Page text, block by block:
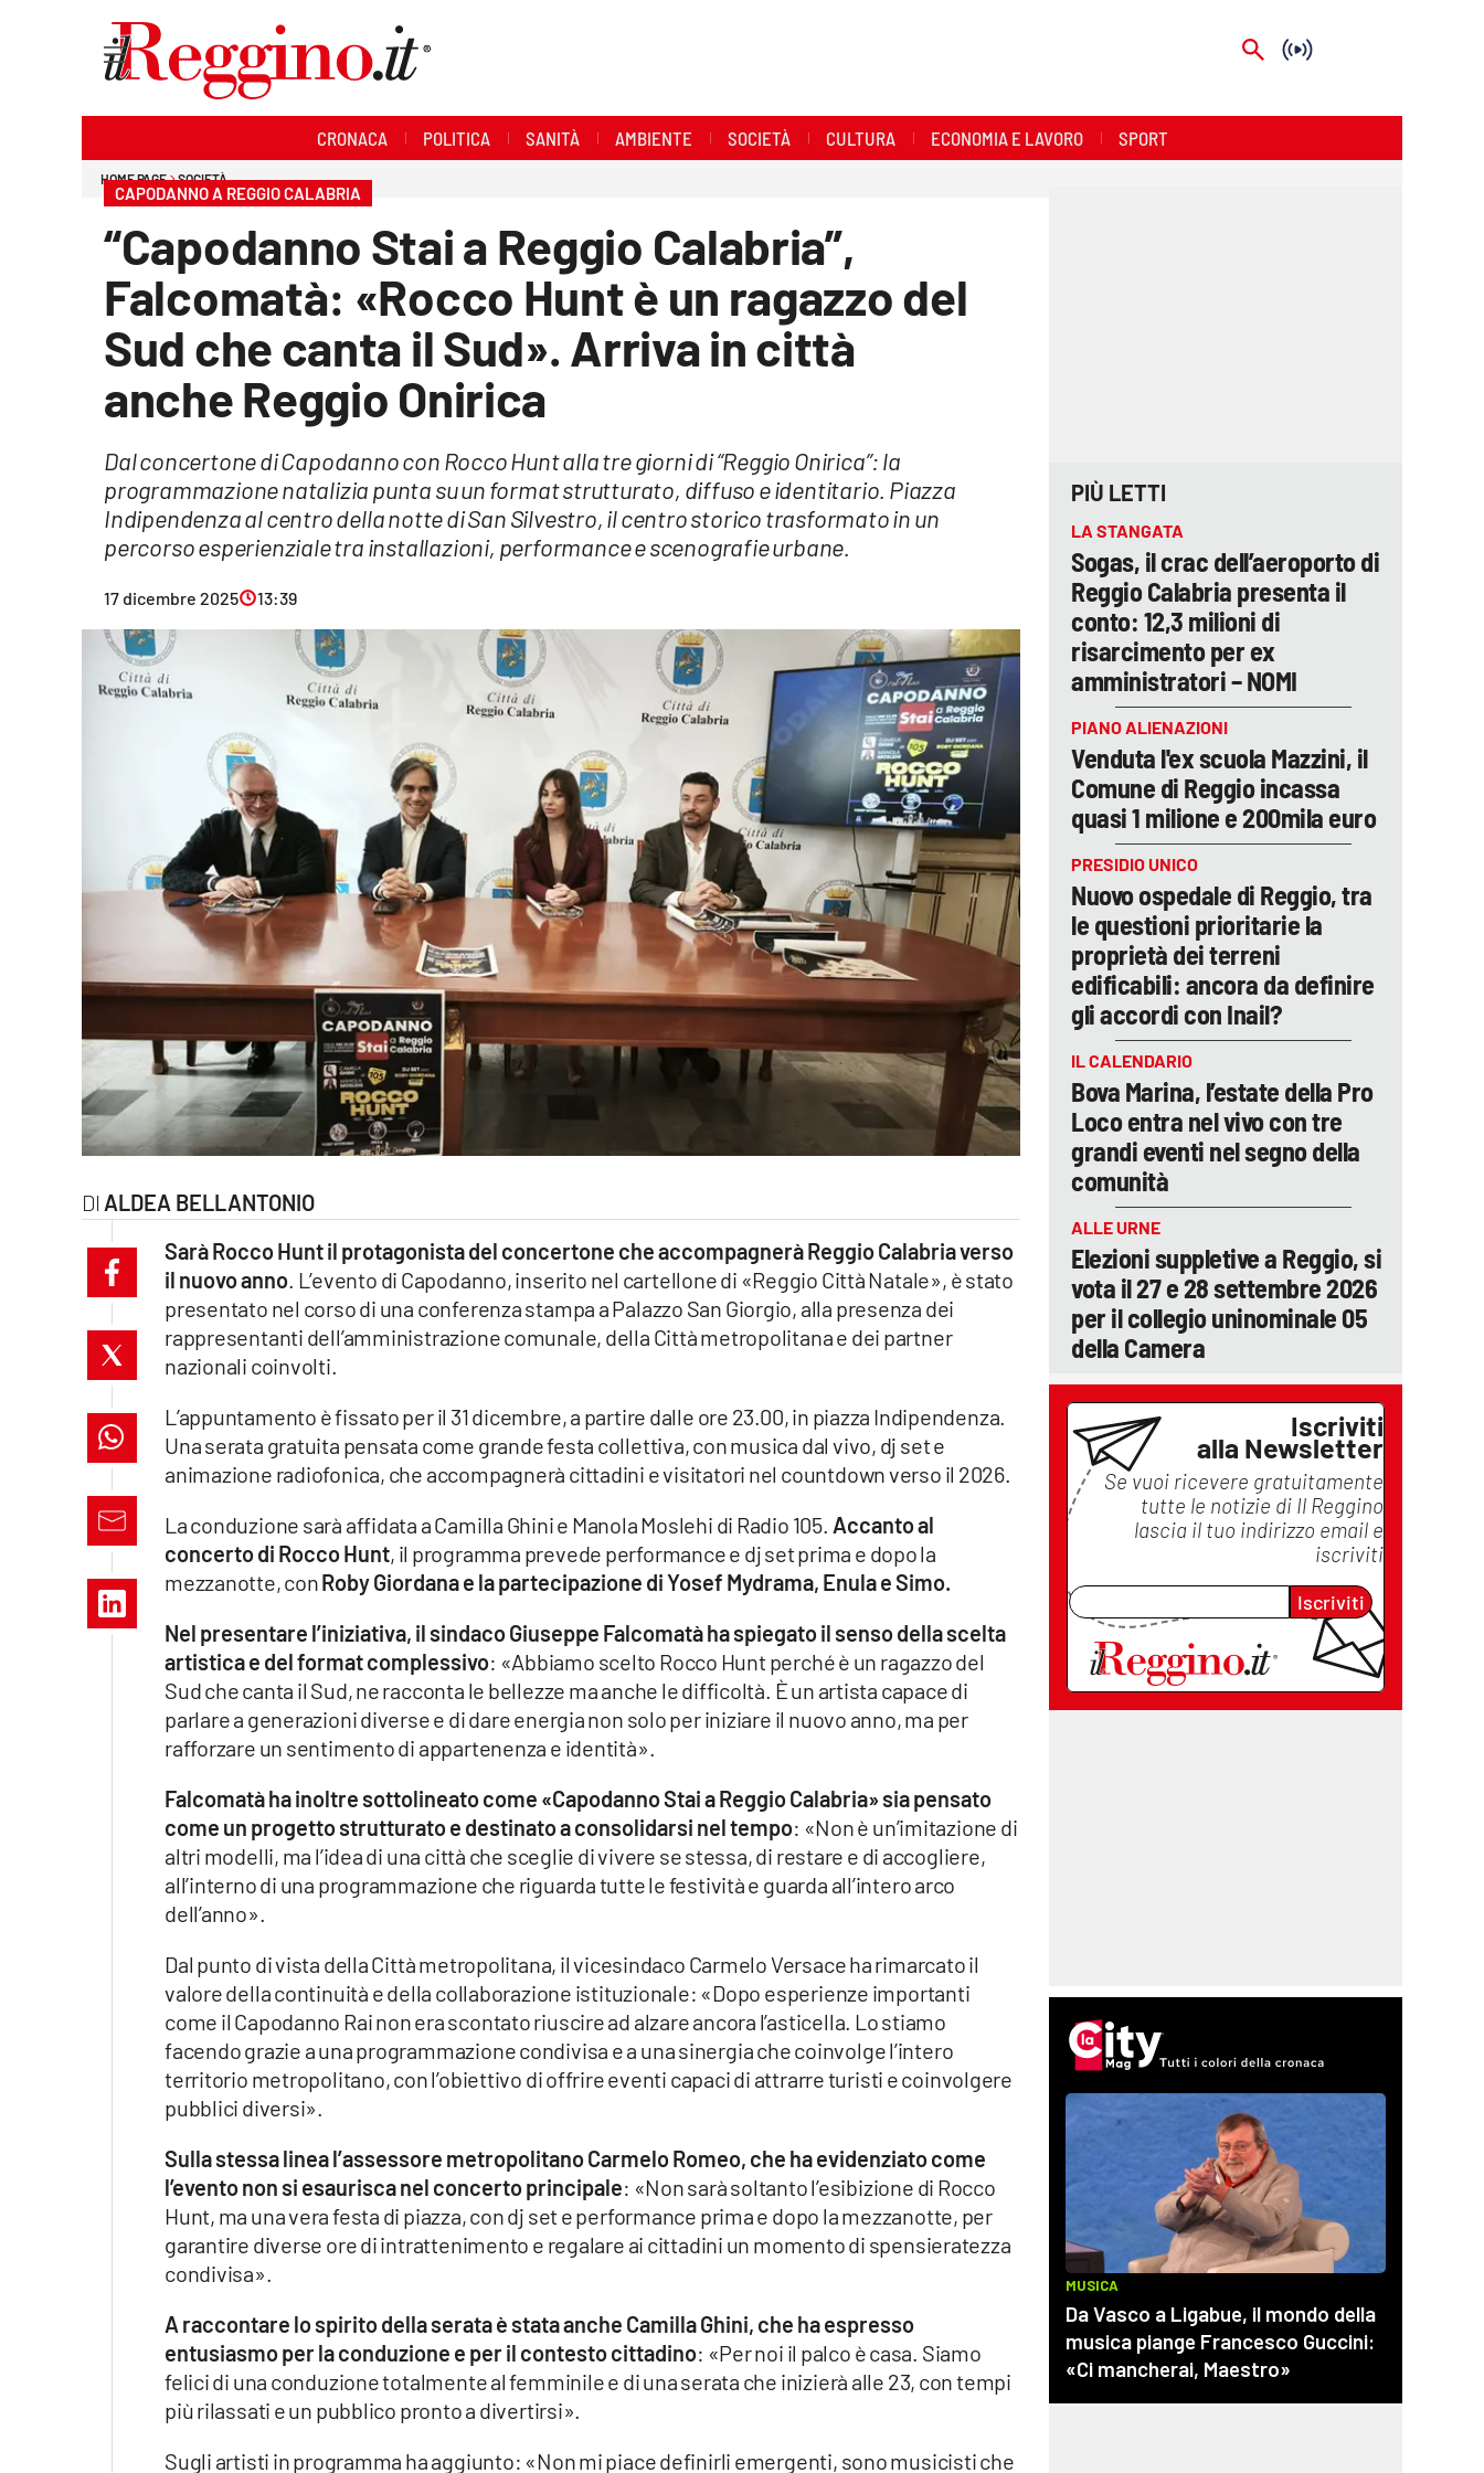
Economia e lavoro
lacitymag.it
lacapitalenews.it
CRONACA POLITICA SANITÀ AMBIENTE SOCIETÀ CULTURA ECONOMIA E LAVORO SPORT
HOME PAGE SOCIETÀ
CAPODANNO A REGGIO CALABRIA
“Capodanno Stai a Reggio Calabria”,
Falcomatà: «Rocco Hunt è un ragazzo del
Sud che canta il Sud». Arriva in città
anche Reggio Onirica
Dal concertone di Capodanno con Rocco Hunt alla tre giorni di “Reggio Onirica”: la
programmazione natalizia punta su un format strutturato, diffuso e identitario. Piazza
Indipendenza al centro della notte di San Silvestro, il centro storico trasformato in un
percorso esperienziale tra installazioni, performance e scenografie urbane.
17 dicembre 2025 13:39
ALDEA BELLANTONIO
Sarà Rocco Hunt il protagonista del concertone che accompagnerà Reggio Calabria verso
il nuovo anno. L’evento di Capodanno, inserito nel cartellone di «Reggio Città Natale», è stato
presentato nel corso di una conferenza stampa a Palazzo San Giorgio, alla presenza dei
rappresentanti dell’amministrazione comunale, della Città metropolitana e dei partner
nazionali coinvolti.
L’appuntamento è fissato per il 31 dicembre, a partire dalle ore 23.00, in piazza Indipendenza.
Una serata gratuita pensata come grande festa collettiva, con musica dal vivo, dj set e
animazione radiofonica, che accompagnerà cittadini e visitatori nel countdown verso il 2026.
La conduzione sarà affidata a Camilla Ghini e Manola Moslehi di Radio 105. Accanto al
concerto di Rocco Hunt, il programma prevede performance e dj set prima e dopo la
mezzanotte, conRoby Giordana e la partecipazione di Yosef Mydrama, Enula e Simo.
Nel presentare l’iniziativa, il sindaco Giuseppe Falcomatà ha spiegato il senso della scelta
artistica e del format complessivo: «Abbiamo scelto Rocco Hunt perché è un ragazzo del
Sud che canta il Sud, ne racconta le bellezze ma anche le difficoltà. È un artista capace di
parlare a generazioni diverse e di dare energia non solo per iniziare il nuovo anno, ma per
rafforzare un sentimento di appartenenza e identità».
Falcomatà ha inoltre sottolineato come «Capodanno Stai a Reggio Calabria» sia pensato
come un progetto strutturato e destinato a consolidarsi nel tempo: «Non è un’imitazione di
altri modelli, ma l’idea di una città che sceglie di vivere se stessa, di restare e di accogliere,
all’interno di una programmazione che riguarda tutte le festività e guarda all’intero arco
dell’anno».
Dal punto di vista della Città metropolitana, il vicesindaco Carmelo Versace ha rimarcato il
valore della continuità e della collaborazione istituzionale: «Dopo esperienze importanti
come il Capodanno Rai non era scontato riuscire ad alzare ancora l’asticella. Lo stiamo
facendo grazie a una programmazione condivisa e a una sinergia che coinvolge l’intero
territorio metropolitano, con l’obiettivo di offrire eventi capaci di attrarre turisti e coinvolgere
pubblici diversi».
Sulla stessa linea l’assessore metropolitano Carmelo Romeo, che ha evidenziato come
l’evento non si esaurisca nel concerto principale: «Non sarà soltanto l’esibizione di Rocco
Hunt, ma una vera festa di piazza, con dj set e performance prima e dopo la mezzanotte, per
garantire diverse ore di intrattenimento e regalare ai cittadini un momento di spensieratezza
condivisa».
A raccontare lo spirito della serata è stata anche Camilla Ghini, che ha espresso
entusiasmo per la conduzione e per il contesto cittadino: «Per noi il palco è casa. Siamo
felici di una conduzione totalmente al femminile e di una serata che inizierà alle 23, con tempi
più rilassati e un pubblico pronto a divertirsi».
Sugli artisti in programma ha aggiunto: «Non mi piace definirli emergenti, sono musicisti che
PIÙ LETTI
LA STANGATA
Sogas, il crac dell’aeroporto di
Reggio Calabria presenta il
conto: 12,3 milioni di
risarcimento per ex
amministratori – NOMI
PIANO ALIENAZIONI
Venduta l'ex scuola Mazzini, il
Comune di Reggio incassa
quasi 1 milione e 200mila euro
PRESIDIO UNICO
Nuovo ospedale di Reggio, tra
le questioni prioritarie la
proprietà dei terreni
edificabili: ancora da definire
gli accordi con Inail?
IL CALENDARIO
Bova Marina, l’estate della Pro
Loco entra nel vivo con tre
grandi eventi nel segno della
comunità
ALLE URNE
Elezioni suppletive a Reggio, si
vota il 27 e 28 settembre 2026
per il collegio uninominale 05
della Camera
Iscriviti
alla Newsletter
Se vuoi ricevere gratuitamente
tutte le notizie di Il Reggino
lascia il tuo indirizzo email e
iscriviti
Iscriviti